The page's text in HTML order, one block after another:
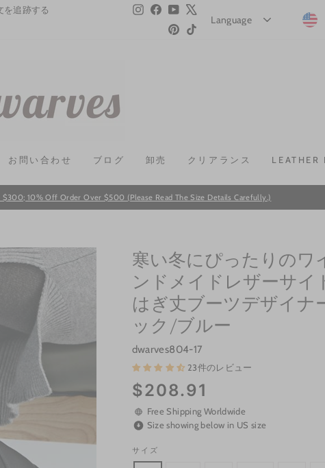
を追跡する
InstagramFacebook
YouTube
Pinterest
お問い合わせ ブログ 卸売 クリアランス LEATHER
Pause
10% Off Order Over $500 (Please Read The Size Details Carefully.)
寒い冬にぴったりのワ
ンドメイドレザーサイ
はぎ丈ブーツデザイナ
ック/ブルー
dwarves804-17
23件のレビュー
Regular
price
$208.91
Free Shipping Worldwide
Size showing below in US size
サイズ